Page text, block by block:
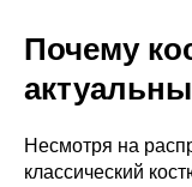
Почему
Несмотря на
классический